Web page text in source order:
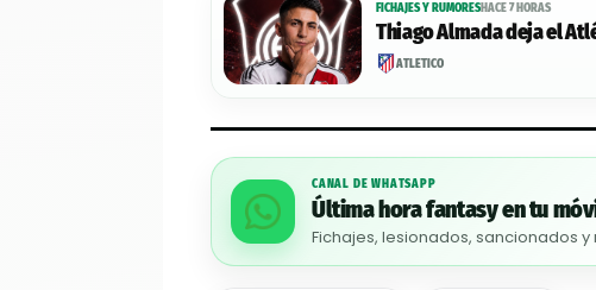
FICHAJES Y RUMORESHACE 7 HORAS
Thiago Almada deja el
ATLÉTICO
CANAL DE WHATSAPP
Última hora fantasy en tu
Fichajes, lesionados, sancionados